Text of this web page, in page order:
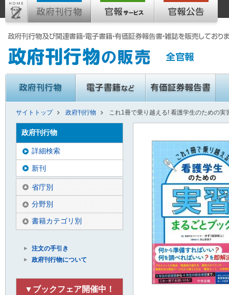
サイトトップ 政府刊行物 これ1冊で乗り越える! 看護学生のための実
政府刊行物
詳細検索
新刊
省庁別
分野別
書籍カテゴリ別
注文の手引き
政府刊行物について
▼ブックフェア開催中！